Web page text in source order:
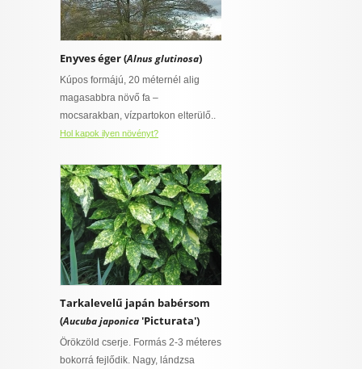
Enyves éger (Alnus glutinosa)
Kúpos formájú, 20 méternél alig
magasabbra növő fa –
mocsarakban, vízpartokon elterülő..
Hol kapok ilyen növényt?
Tarkalevelű japán babérsom
(Aucuba japonica'Picturata')
Örökzöld cserje. Formás 2-3 méteres
bokorrá fejlődik. Nagy, lándzsa